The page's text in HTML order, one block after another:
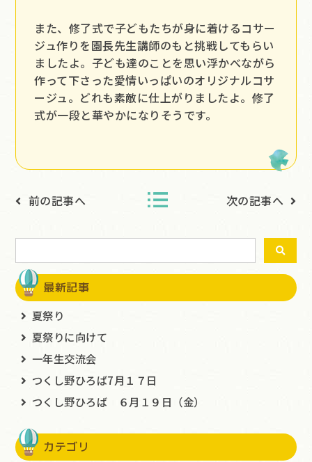
また、修了式で子どもたちが身に着けるコサー
ジュ作りを園長先生講師のもと挑戦してもらい
ましたよ。子ども達のことを思い浮かべながら
作って下さった愛情いっぱいのオリジナルコサ
ージュ。どれも素敵に仕上がりましたよ。修了
式が一段と華やかになりそうです。
前の記事へ 次の記事へ
最新記事
夏祭り
夏祭りに向けて
一年生交流会
つくし野ひろば7月１７日
つくし野ひろば ６月１９日（金）
カテゴリ